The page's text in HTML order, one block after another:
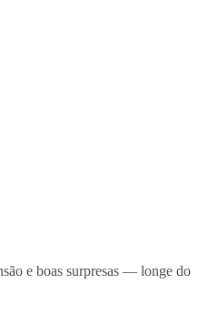
e boas surpresas — longe do